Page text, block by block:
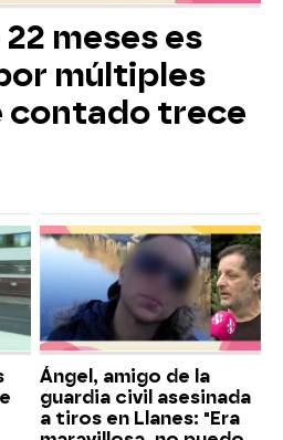
meses es
múltiples
contado trece
Ángel, amigo de la
guardia civil asesinada
a tiros en Llanes: "Era